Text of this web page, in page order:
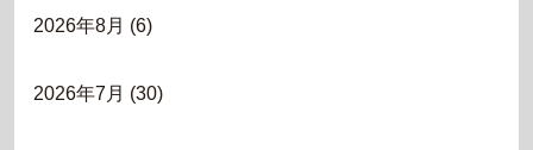
2026年8月 (6)
2026年7月 (30)